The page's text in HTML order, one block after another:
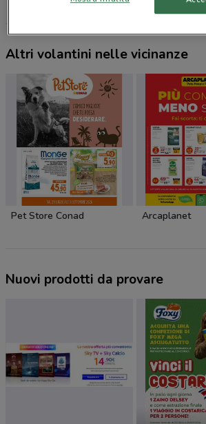
Tutti
Altri volantini nelle vicinanze
Pet Store Conad Arcaplanet
Nuovi prodotti da provare